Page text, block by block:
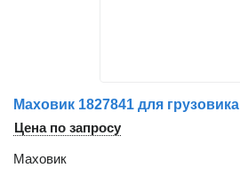
Маховик 1827841 для
Цена по запросу
Маховик